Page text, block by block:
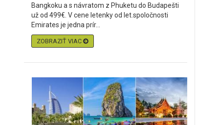
Bangkoku a s návratom z Phuketu do Budapešti
už od 499€. V cene letenky od let.spoločnosti
Emirates je jedna prír...
ZOBRAZIŤ VIAC